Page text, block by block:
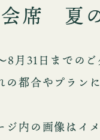
席 夏
8月31日までの
都合やプラン
内の画像はイメ